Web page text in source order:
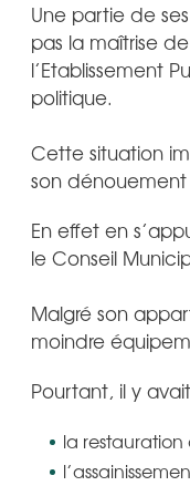
Une partie de
pas la maîtrise
l’Etablissement
politique.
Cette situation
son dénouement
En effet en
le Conseil
Malgré son
moindre
Pourtant, il y
la